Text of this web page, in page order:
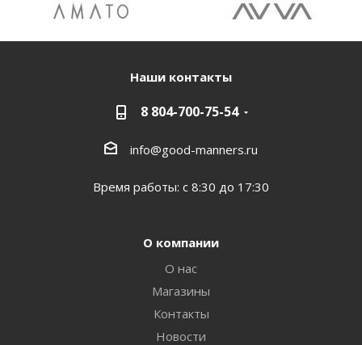
Наши контакты
8 804-700-75-54
info@good-manners.ru
Время работы: с 8:30 до 17:30
О компании
О нас
Магазины
Контакты
Новости